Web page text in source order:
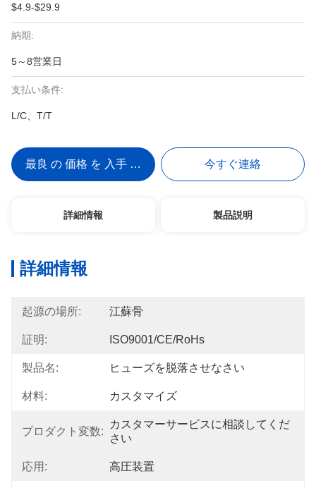
$4.9-$29.9
納期:
5～8営業日
支払い条件:
L/C、T/T
最良 の 価格 を 入手 する 今すぐ連絡
詳細情報 製品説明
詳細情報
起源の場所: 江蘇骨
証明: ISO9001/CE/RoHs
製品名: ヒューズを脱落させなさい
材料: カスタマイズ
プロダクト変数:
カスタマーサービスに相談してくだ
さい
応用: 高圧装置